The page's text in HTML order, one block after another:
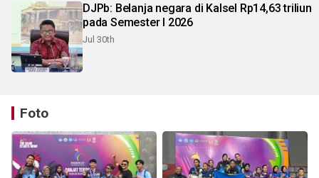
DJPb: Belanja negara di Kalsel Rp14,63 triliun
pada Semester I 2026
Jul 30th
Foto